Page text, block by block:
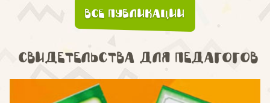
Все публикации
Свидетельства для педагогов